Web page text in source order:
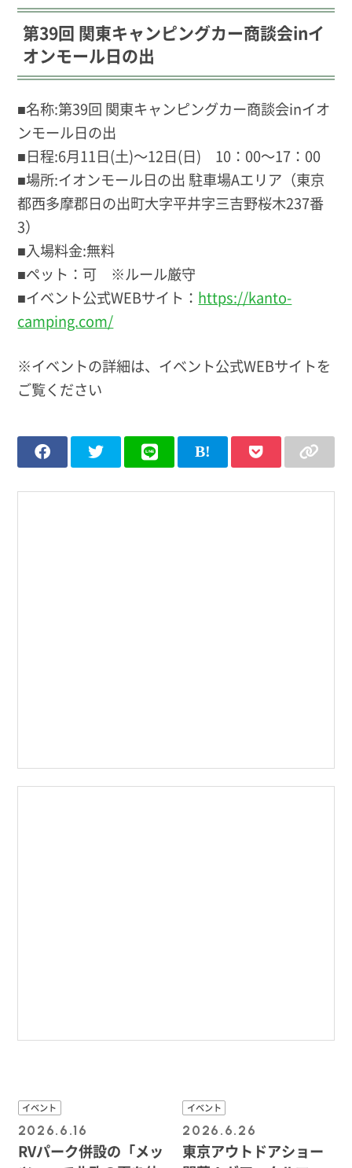
第39回 関東キャンピングカー商談会inイ
オンモール日の出
■名称:第39回 関東キャンピングカー商談会inイオ
ンモール日の出
■日程:6月11日(土)〜12日(日) 10：00～17：00
■場所:イオンモール日の出 駐車場Aエリア（東京
都西多摩郡日の出町大字平井字三吉野桜木237番
3）
■入場料金:無料
■ペット：可 ※ルール厳守
■イベント公式WEBサイト： https://kanto-
camping.com/
※イベントの詳細は、イベント公式WEBサイトを
ご覧ください
イベント
2026.6.16
RVパーク併設の「メッ
イベント
2026.6.26
東京アウトドアショー